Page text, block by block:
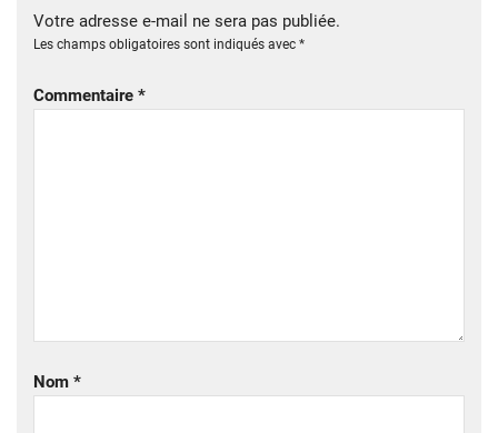
Votre adresse e-mail ne sera pas publiée.
Les champs obligatoires sont indiqués avec *
Commentaire *
Nom *